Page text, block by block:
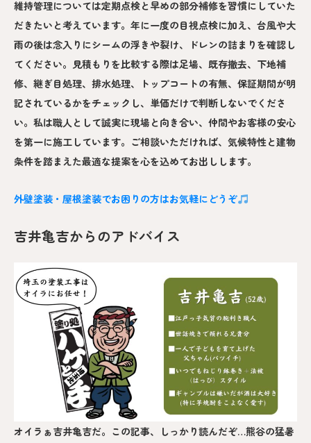
維持管理については定期点検と早めの部分補修を習慣にしていた
だきたいと考えています。年に一度の目視点検に加え、台風や大
雨の後は念入りにシームの浮きや裂け、ドレンの詰まりを確認し
てください。見積もりを比較する際は足場、既存撤去、下地補
修、継ぎ目処理、排水処理、トップコートの有無、保証期間が明
記されているかをチェックし、単価だけで判断しないでくださ
い。私は職人として誠実に現場と向き合い、仲間やお客様の安心
を第一に施工しています。ご相談いただければ、気候特性と建物
条件を踏まえた最適な提案を心を込めてお出しします。
外壁塗装・屋根塗装でお困りの方はお気軽にどうぞ
吉井亀吉からのアドバイス
オイラぁ吉井亀吉だ。この記事、しっかり読んだぞ…熊谷の猛暑